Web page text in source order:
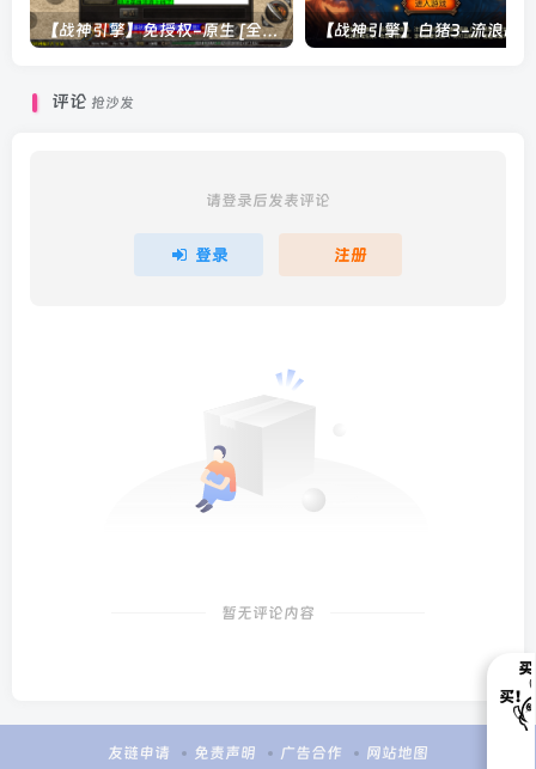
【战神引擎】免授权-原生 [全屏自动拾取] 插件 + 配置教程（更新修复版，具体自测）
评论 抢沙发
请登录后发表评论
登录 注册
暂无评论内容
友链申请 免责声明 广告合作 网站地图